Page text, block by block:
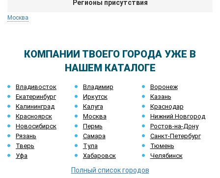
Регионы присутствия
Москва
КОМПАНИИ ТВОЕГО ГОРОДА УЖЕ В
НАШЕМ КАТАЛОГЕ
Владивосток Владимир
Воронеж
Екатеринбург
Иркутск
Казань
Калининград
Калуга
Краснодар
Красноярск
Москва
Нижний Новгород
Новосибирск
Пермь
Ростов-на-Дону
Рязань
Самара
Санкт-Петербург
Тверь
Тула
Тюмень
Уфа
Хабаровск Челябинск
Полный список городов